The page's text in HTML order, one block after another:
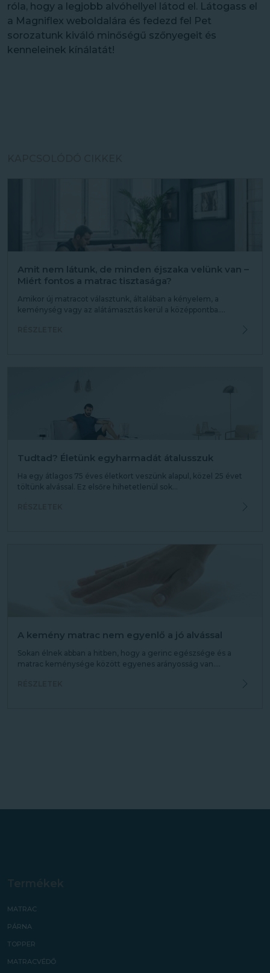
róla, hogy a legjobb alvóhellyel látod el. Látogass el
a Magniflex weboldalára és fedezd fel Pet
sorozatunk kiváló minőségű szőnyegeit és
kenneleinek kínálatát!
Amit nem látunk, de minden éjszaka velünk van –
Miért fontos a matrac tisztasága?
Amikor új matracot választunk, általában a kényelem, a
keménység vagy az alátámasztás kerül a középpontba....
Tudtad? Életünk egyharmadát átalusszuk
Ha egy átlagos 75 éves életkort veszünk alapul, közel 25 évet
töltünk alvással. Ez elsőre hihetetlenül sok...
A kemény matrac nem egyenlő a jó alvással
Sokan élnek abban a hitben, hogy a gerinc egészsége és a
matrac keménysége között egyenes arányosság van....
MATRAC
PÁRNA
TOPPER
MATRACVÉDŐ